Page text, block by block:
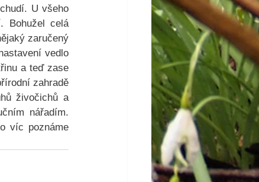
U všeho
Bohužel celá
zaručený
vedlo
a teď zase
zahradě
živočichů a
nářadím.
víc poznáme